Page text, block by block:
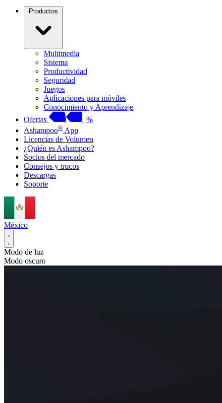
Productos
Multimedia
Sistema
Productividad
Seguridad
Juegos
Aplicaciones para móviles
Conocimiento y Aprendizaje
Ofertas
%
Ashampoo® App
Licencias de Volumen
¿Quién es Ashampoo?
Socios del mercado
Consejos y trucos
Descargas
Soporte
México
Modo de luz
Modo oscuro